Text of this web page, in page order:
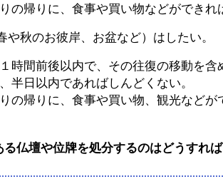
の帰りに、食事や買い物などができれ
や秋のお彼岸、お盆など）はしたい。
時間前後以内で、その往復の移動を含
半日以内であればしんどくない。
の帰りに、食事や買い物、観光などが
仏壇や位牌を処分するのはどうすれ